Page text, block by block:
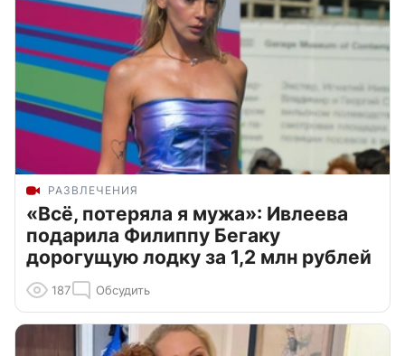
РАЗВЛЕЧЕНИЯ
«Всё, потеряла я мужа»: Ивлеева
подарила Филиппу Бегаку
дорогущую лодку за 1,2 млн рублей
187 Обсудить